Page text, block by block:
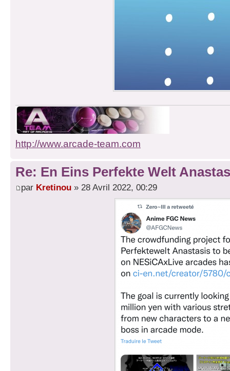
http://www.arcade-team.com
Re: En Eins Perfekte Welt
par Kretinou » 28 Avril 2022, 00:29